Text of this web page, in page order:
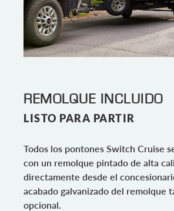
REMOLQUE INCLUIDO
LISTO PARA PARTIR
Todos los pontones Switch Cruise
con un remolque pintado de alta
directamente desde el
acabado galvanizado del remolque
opcional.